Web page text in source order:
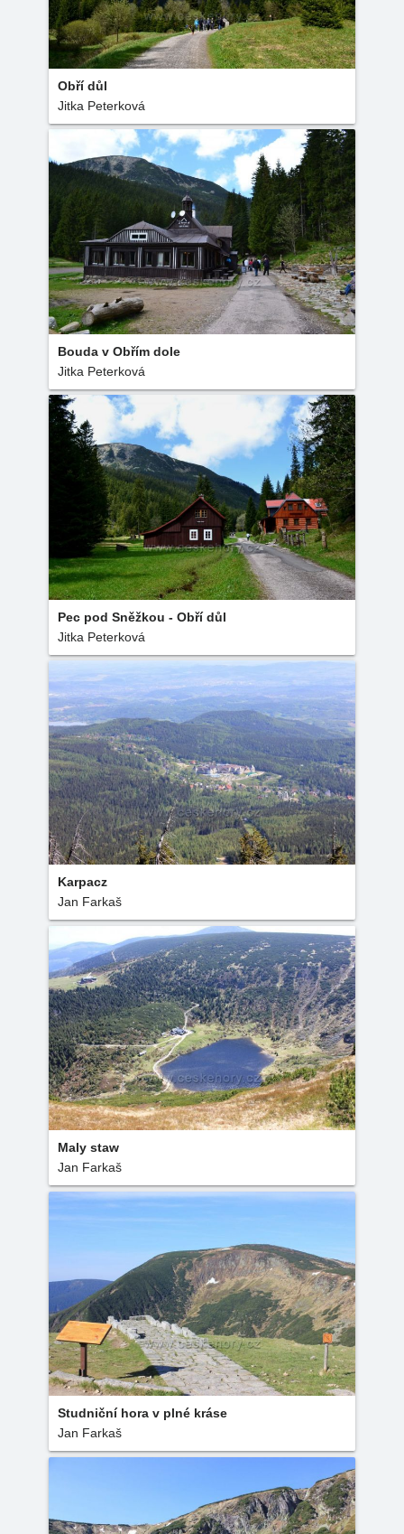
Obří důl
Jitka Peterková
Bouda v Obřím dole
Jitka Peterková
Pec pod Sněžkou - Obří důl
Jitka Peterková
Karpacz
Jan Farkaš
Maly staw
Jan Farkaš
Studniční hora v plné kráse
Jan Farkaš